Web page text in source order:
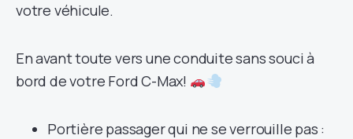
votre véhicule.
En avant toute vers une conduite sans souci à
bord de votre Ford C-Max!
Portière passager qui ne se verrouille pas :